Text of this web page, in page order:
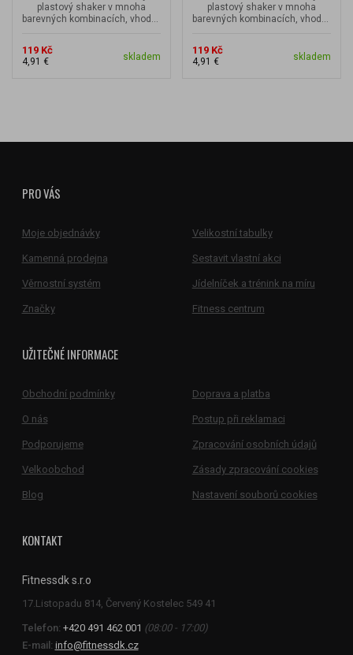
plastový shaker v mnoha
barevných kombinacích, vhodný
119 Kč
4,91 € skladem
plastový shaker v mnoha
barevných kombinacích, vhodný
119 Kč
4,91 € skladem
PRO VÁS
Moje objednávky Velikostní tabulky
Kamenná prodejna Sestavit vlastní akci
Věrnostní systém Jídelníček a trénink na míru
Značky Fitness centrum
UŽITEČNÉ INFORMACE
Obchodní podmínky Doprava a platba
O nás Postup při reklamaci
Podporujeme Zpracování osobních údajů
Velkoobchod Zásady zpracování cookies
Blog Nastavení souborů cookies
KONTAKT
Fitnessdk s.r.o
Telefon: +420 491 462 001 (08:00 - 17:00)
E-mail: info@fitnessdk.cz